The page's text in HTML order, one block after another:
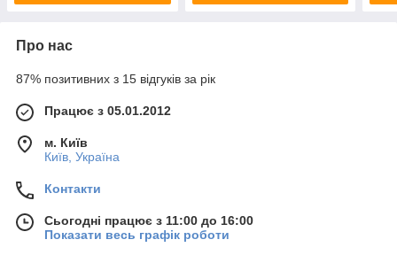
Про нас
87% позитивних з 15 відгуків за рік
Працює з 05.01.2012
м. Київ
Київ, Україна
Контакти
Сьогодні працює з 11:00 до 16:00
Показати весь графік роботи